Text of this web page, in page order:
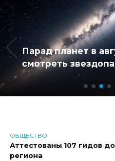
Парад планет в
смотреть
ОБЩЕСТВО
Аттестованы 107 гидов
региона